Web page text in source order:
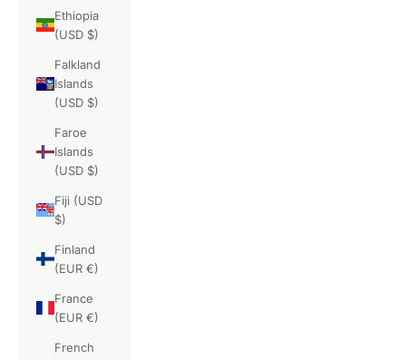
Ethiopia
(USD $)
Falkland
Islands
(USD $)
Faroe
Islands
(USD $)
Fiji (USD
$)
Finland
(EUR €)
France
(EUR €)
French